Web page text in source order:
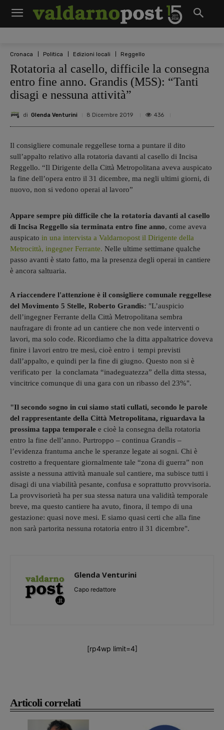
Cronaca Politica Edizioni locali Reggello
Rotatoria al casello, difficile la consegna
entro fine anno. Grandis (M5S): “Tanti
disagi e nessuna attività”
di Glenda Venturini 8 Dicembre 2019 436
Articoli correlati
Il consigliere comunale reggellese torna a puntare il dito
sull’appalto relativo alla rotatoria davanti al casello di Incisa
Reggello. “Il Dirigente della Città Metropolitana aveva auspicato
la fine dell’opera entro il 31 dicembre, ma negli ultimi giorni, di
nuovo, non si vedono operai al lavoro”
Appare sempre più difficile che la rotatoria davanti al casello
di Incisa Reggello sia terminata entro fine anno, come aveva
auspicato in una intervista a Valdarnopost il Dirigente della
Metrocittà, ingegner Ferrante. Nelle ultime settimane qualche
passo avanti è stato fatto, ma la presenza degli operai in cantiere
è ancora saltuaria.
A riaccendere l'attenzione è il consigliere comunale reggellese
del Movimento 5 Stelle, Roberto Grandis: "L’auspicio
dell’ingegner Ferrante della Città Metropolitana sembra
naufragare di fronte ad un cantiere che non vede interventi o
lavori, ma solo code. Ricordiamo che la ditta appaltatrice doveva
finire i lavori entro tre mesi, cioè entro i tempi previsti
dall’appalto, e quindi per la fine di giugno. Questo non si è
verificato per la conclamata “inadeguatezza” della ditta stessa,
vincitrice comunque di una gara con un ribasso del 23%".
"Il secondo sogno in cui siamo stati cullati, secondo le parole
del rappresentante della Città Metropolitana, riguardava la
prossima tappa temporale e cioè la consegna della rotatoria
entro la fine dell’anno. Purtroppo – continua Grandis –
l’evidenza frantuma anche le speranze legate ai sogni. Chi è
costretto a frequentare giornalmente tale “zona di guerra” non
assiste a nessuna attività manuale sul cantiere, ma subisce tutti i
disagi di una viabilità pesante, confusa e soprattutto provvisoria.
La provvisorietà ha per sua stessa natura una validità temporale
breve, ma questo cantiere ha avuto, finora, il tempo di una
gestazione: quasi nove mesi. E siamo quasi certi che alla fine
non sarà partorita nessuna rotatoria entro il 31 dicembre".
Glenda Venturini
Capo redattore
[rp4wp limit=4]